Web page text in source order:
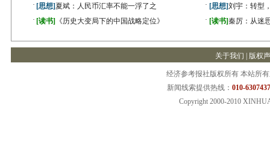
· [思想]夏斌：人民币汇率不能一浮了之 · [思想]刘宇：转型
· [读书] 《历史大变局下的中国战略定位》 · [读书]秦厉：从迷
关于我们 版权
经济参考报社版权所有 本站所
新闻线索提供热线： 010-
Copyright 2000-2010